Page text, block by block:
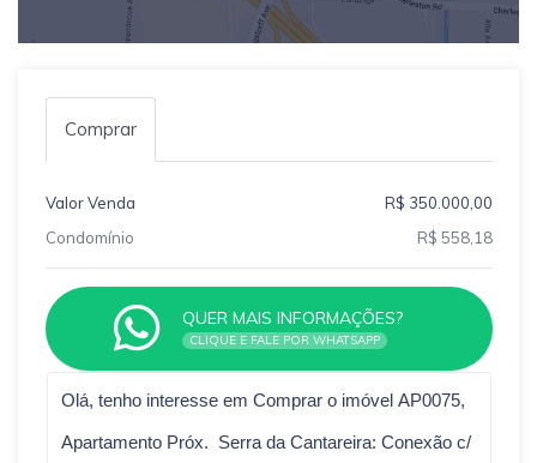
Comprar
Valor Venda
R$ 350.000,00
Condomínio
R$ 558,18
QUER MAIS INFORMAÇÕES?
CLIQUE E FALE POR WHATSAPP